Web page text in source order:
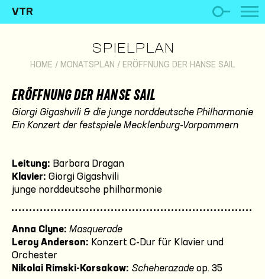
VTR
SPIELPLAN
HOME / MONATSPLAN / ERÖFFNUNG DER HANSE SAIL
ERÖFFNUNG DER HANSE SAIL
Giorgi Gigashvili & die junge norddeutsche Philharmonie
Ein Konzert der festspiele Mecklenburg-Vorpommern
Leitung: Barbara Dragan
Klavier: Giorgi Gigashvili
junge norddeutsche philharmonie
Anna Clyne: Masquerade
Leroy Anderson: Konzert C-Dur für Klavier und
Orchester
Nikolai Rimski-Korsakow: Scheherazade op. 35